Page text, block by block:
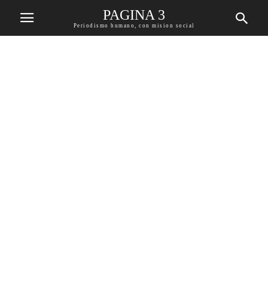
PAGINA 3
Periodismo humano, con mision social